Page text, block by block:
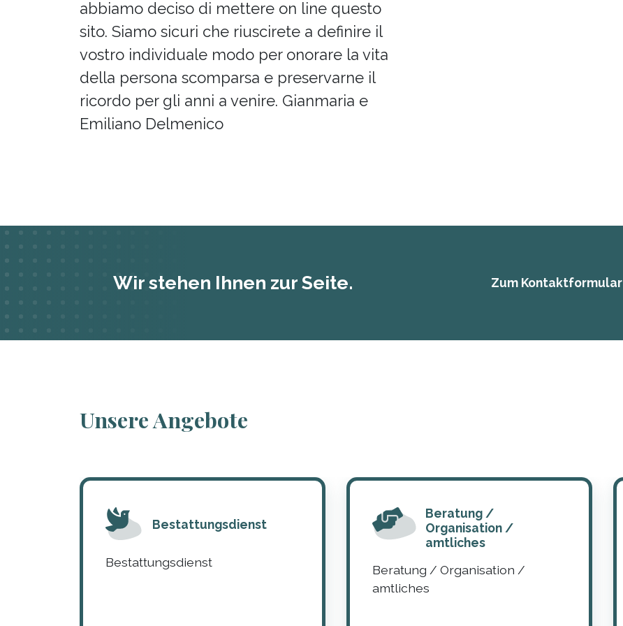
abbiamo deciso di mettere on line questo
sito. Siamo sicuri che riuscirete a definire il
vostro individuale modo per onorare la vita
della persona scomparsa e preservarne il
ricordo per gli anni a venire. Gianmaria e
Emiliano Delmenico
Wir stehen Ihnen zur Seite. Zum Kontaktformular
Unsere Angebote
Bestattungsdienst
Bestattungsdienst
Beratung /
Organisation /
amtliches
Beratung / Organisation /
amtliches